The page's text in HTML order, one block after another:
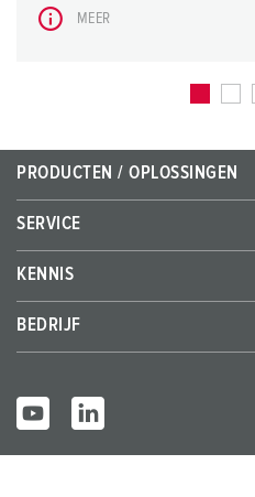
MEER
PRODUCTEN / OPLOSSINGEN
SERVICE
KENNIS
BEDRIJF